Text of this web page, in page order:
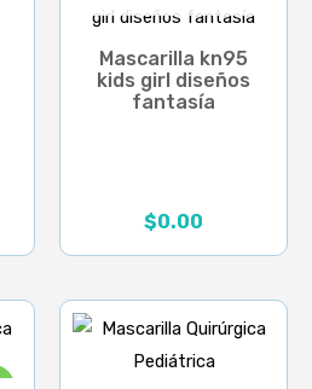
Mascarilla kn95
kids girl diseños
fantasía
$0.00